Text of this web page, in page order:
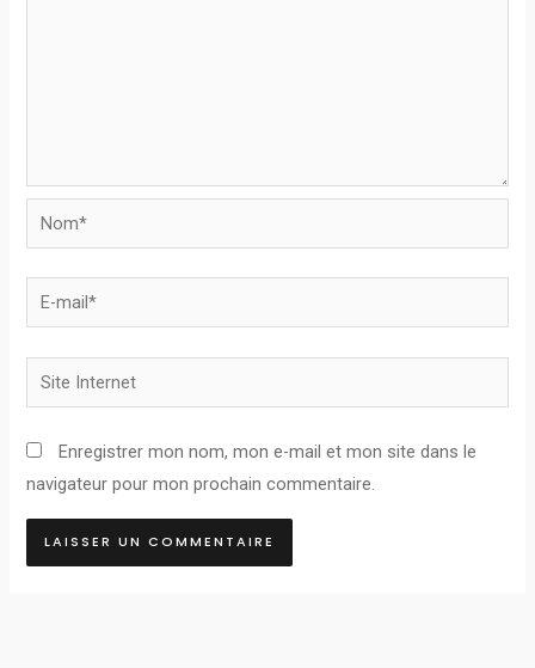
Nom*
E-
mail*
Site
Internet
Enregistrer mon nom, mon e-mail et mon site dans le
navigateur pour mon prochain commentaire.